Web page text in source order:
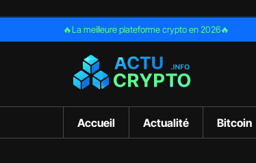
🔥La meilleure plateforme crypto en 2026🔥
Accueil Actualité Bitcoin